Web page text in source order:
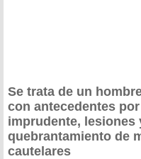
Se trata de un
con antecedentes
imprudente, lesiones
quebrantamiento de
cautelares